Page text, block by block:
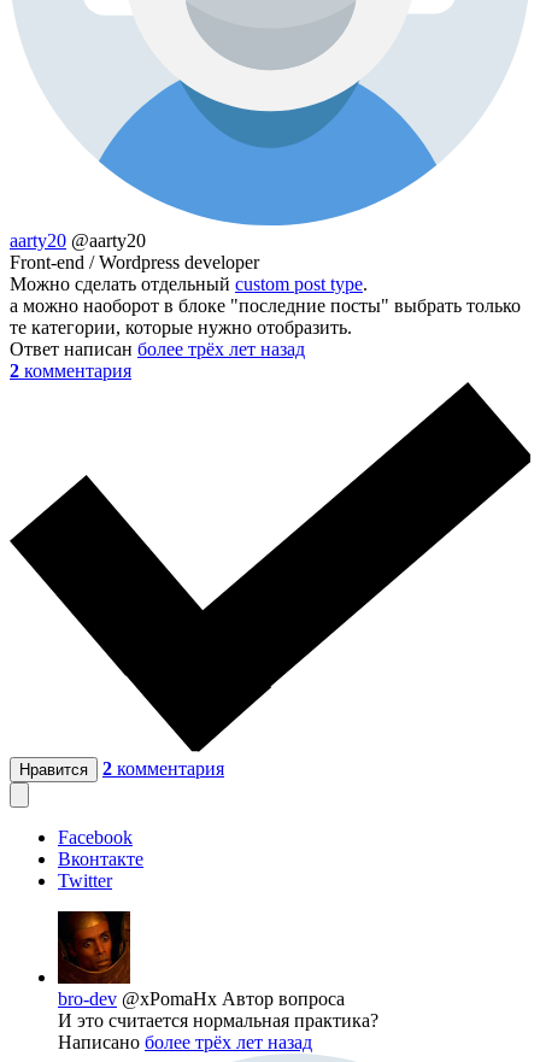
aarty20 @aarty20
Front-end / Wordpress developer
Можно сделать отдельный custom post type.
а можно наоборот в блоке "последние посты" выбрать только
те категории, которые нужно отобразить.
Ответ написан более трёх лет назад
2 комментария
Нравится 2 комментария
Facebook
Вконтакте
Twitter
bro-dev @xPomaHx Автор вопроса
И это считается нормальная практика?
Написано более трёх лет назад